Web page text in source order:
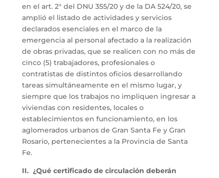
en el art. 2° del DNU 355/20 y de la DA 524/20, se
amplió el listado de actividades y servicios
declarados esenciales en el marco de la
emergencia al personal afectado a la realización
de obras privadas, que se realicen con no más de
cinco (5) trabajadores, profesionales o
contratistas de distintos oficios desarrollando
tareas simultáneamente en el mismo lugar, y
siempre que los trabajos no impliquen ingresar a
viviendas con residentes, locales o
establecimientos en funcionamiento, en los
aglomerados urbanos de Gran Santa Fe y Gran
Rosario, pertenecientes a la Provincia de Santa
Fe.
II. ¿Qué certificado de circulación deberán